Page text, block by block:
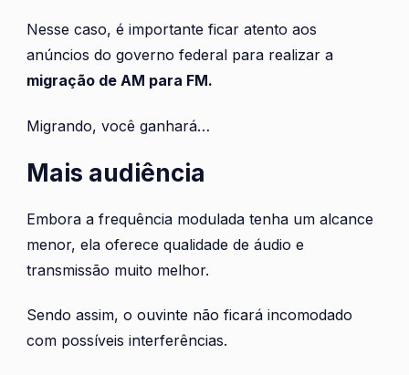
Nesse caso, é importante ficar atento aos
anúncios do governo federal para realizar a
migração de AM para FM.
Migrando, você ganhará…
Mais audiência
Embora a frequência modulada tenha um alcance
menor, ela oferece qualidade de áudio e
transmissão muito melhor.
Sendo assim, o ouvinte não ficará incomodado
com possíveis interferências.